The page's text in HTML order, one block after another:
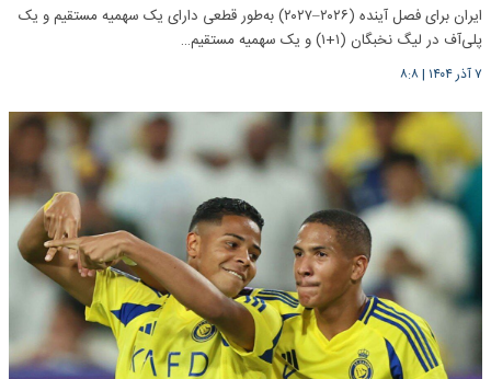
ایران برای فصل آینده (۲۰۲۶–۲۰۲۷) به‌طور قطعی دارای یک سهمیه مستقیم و یک
پلی‌آف در لیگ نخبگان (۱+۱) و یک سهمیه مستقیم…
۷ آذر ۱۴۰۴ |۸:۸